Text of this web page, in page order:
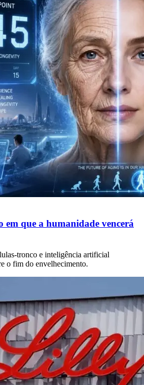
em que a humanidade vencerá
tronco e inteligência artificial
o fim do envelhecimento.